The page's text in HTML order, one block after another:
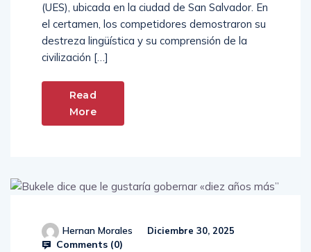
(UES), ubicada en la ciudad de San Salvador. En
el certamen, los competidores demostraron su
destreza lingüística y su comprensión de la
civilización […]
Read
More
Hernan Morales Diciembre 30, 2025
Comments (0)